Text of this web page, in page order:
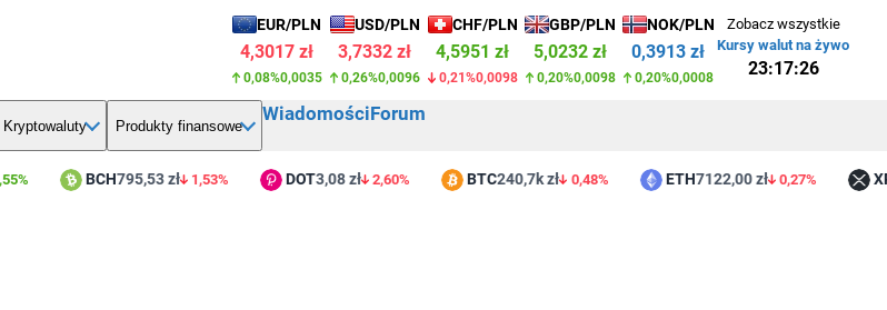
EUR/PLN
4,3017 zł
0,08%0,0035
USD/PLN
3,7332 zł
0,26%0,0096
CHF/PLN
4,5951 zł
0,21%0,0098
GBP/PLN
5,0232 zł
0,20%0,0098
NOK/PLN
0,3913 zł
0,20%0,0008
Zobacz wszystkie
Kursy walut na żywo
23:17:26
Kryptowaluty Produkty finansowe
WiadomościForum
BCH795,53 zł 1,53% DOT3,08 zł 2,60% BTC240,7k zł 0,48% ETH7122,00 zł 0,27% XRP